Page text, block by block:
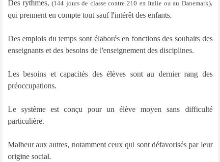
Des rythmes,(144 jours de classe contre 210 en Italie ou au Danemark),
qui prennent en compte tout sauf l'intérêt des enfants.
Des emplois du temps sont élaborés en fonctions des souhaits des
enseignants et des besoins de l'enseignement des disciplines.
Les besoins et capacités des élèves sont au dernier rang des
préoccupations.
Le système est conçu pour un élève moyen sans difficulté
particulière.
Malheur aux autres, notamment ceux qui sont défavorisés par leur
origine social.